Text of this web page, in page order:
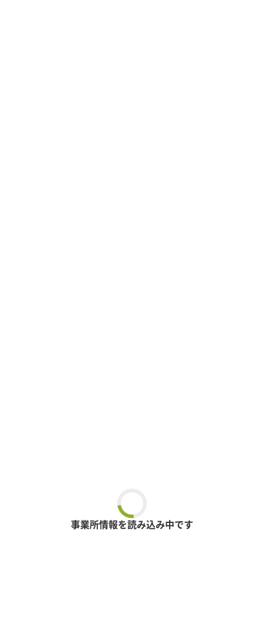
事業所情報を読み込み中です